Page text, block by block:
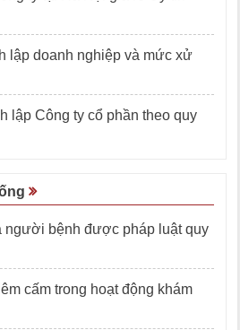
lập doanh nghiệp và mức xử
lập Công ty cổ phần theo quy
người bệnh được pháp luật quy
cấm trong hoạt động khám